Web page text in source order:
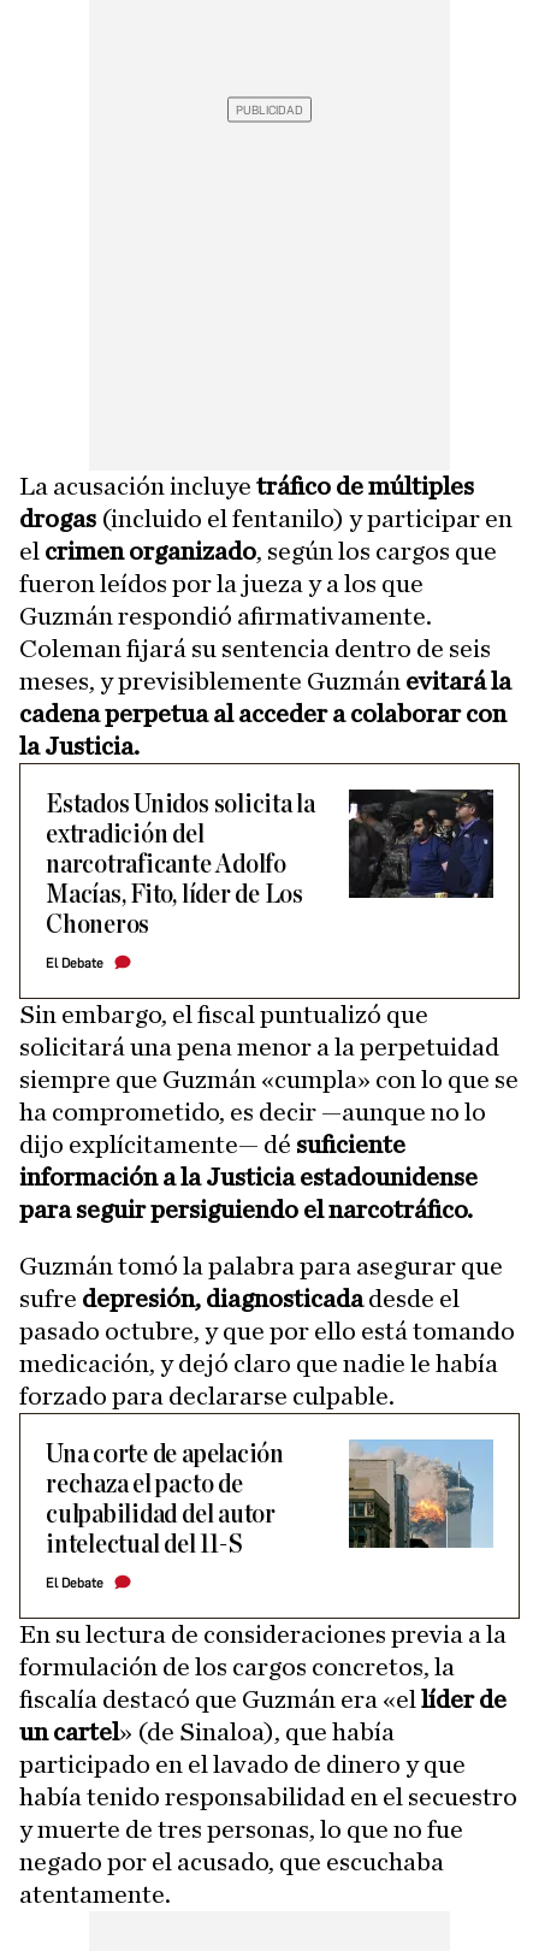
La acusación incluye tráfico de múltiples
drogas (incluido el fentanilo) y participar en
el crimen organizado, según los cargos que
fueron leídos por la jueza y a los que
Guzmán respondió afirmativamente.
Coleman fijará su sentencia dentro de seis
meses, y previsiblemente Guzmán evitará la
cadena perpetua al acceder a colaborar con
la Justicia.
Estados Unidos solicita la
extradición del
narcotraficante Adolfo
Macías, Fito, líder de Los
Choneros
El Debate
Sin embargo, el fiscal puntualizó que
solicitará una pena menor a la perpetuidad
siempre que Guzmán «cumpla» con lo que se
ha comprometido, es decir —aunque no lo
dijo explícitamente— dé suficiente
información a la Justicia estadounidense
para seguir persiguiendo el narcotráfico.
Guzmán tomó la palabra para asegurar que
sufre depresión, diagnosticadadesde el
pasado octubre, y que por ello está tomando
medicación, y dejó claro que nadie le había
forzado para declararse culpable.
Una corte de apelación
rechaza el pacto de
culpabilidad del autor
intelectual del 11-S
El Debate
En su lectura de consideraciones previa a la
formulación de los cargos concretos, la
fiscalía destacó que Guzmán era «el líder de
un cartel» (de Sinaloa), que había
participado en el lavado de dinero y que
había tenido responsabilidad en el secuestro
y muerte de tres personas, lo que no fue
negado por el acusado, que escuchaba
atentamente.